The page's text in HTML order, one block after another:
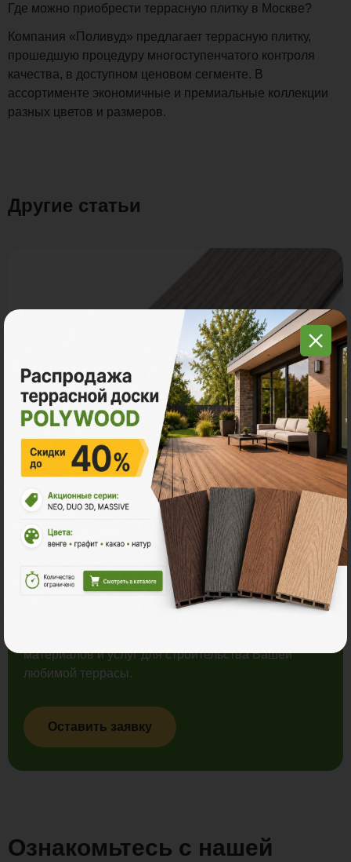
Где можно приобрести террасную плитку в Москве?
Компания «Поливуд» предлагает террасную плитку,
прошедшую процедуру многоступенчатого контроля
качества, в доступном ценовом сегменте. В
ассортименте экономичные и премиальные коллекции
разных цветов и размеров.
Другие статьи
4 критерия при выборе декинга
Заказать консультацию
материалов и услуг для строительства Вашей
любимой террасы.
Оставить заявку
Ознакомьтесь с нашей